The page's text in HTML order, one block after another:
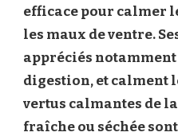
efficace pour calmer
les maux de ventre.
appréciés
digestion, et calment
vertus calmantes de
fraîche ou séchée